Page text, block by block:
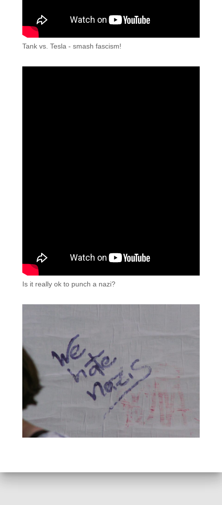
Tank vs. Tesla - smash fascism!
Is it really ok to punch a nazi?